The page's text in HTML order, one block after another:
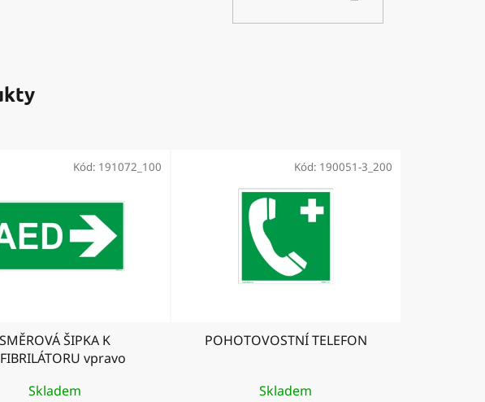
KOŠÍKU
SMĚROVÁ ŠIPKA K
vpravo
Skladem
Kód: 191072_100
POHOTOVOSTNÍ TELEFON
Skladem
Kód: 190051-3_200